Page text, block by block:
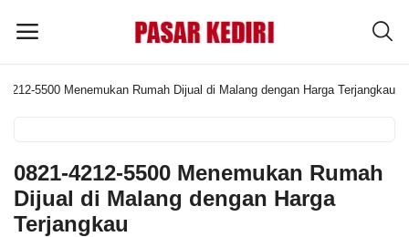
MENU UTAMA
Kategori
4212-5500 Menemukan Rumah Dijual di Malang dengan Harga Terjangkau
0821-4212-5500 Menemukan Rumah
Dijual di Malang dengan Harga
Terjangkau